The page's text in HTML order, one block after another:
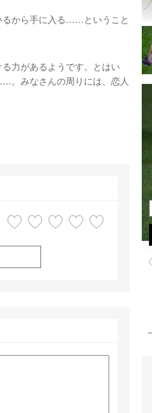
るから手に入る……ということ
力があるようです。とはい
。みなさんの周りには、恋人